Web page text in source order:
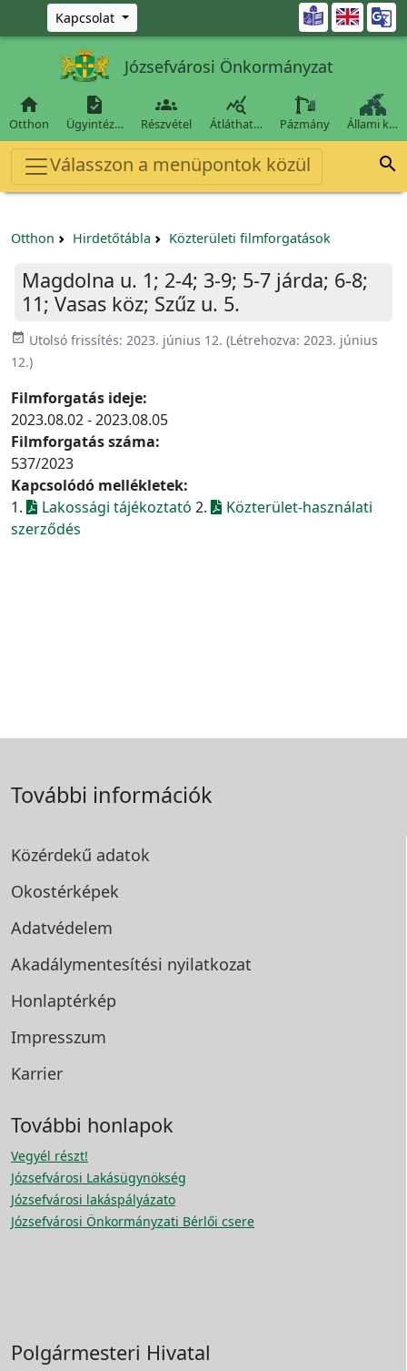
Ugrás a fő tartalomra
Kapcsolat 
Józsefvárosi Önkormányzat

Otthon

Ügyintéz…

Részvétel

Átláthat… Pázmány Állami k…
Válasszon a menüpontok közül 
Otthon Hirdetőtábla Közterületi filmforgatások
Magdolna u. 1; 2-4; 3-9; 5-7 járda; 6-8;
11; Vasas köz; Szűz u. 5.
event_available Utolsó frissítés: 2023. június 12. (Létrehozva: 2023. június
12.)
Filmforgatás ideje:
2023.08.02 - 2023.08.05
Filmforgatás száma:
537/2023
Kapcsolódó mellékletek:
1.
Lakossági tájékoztató 2.
Közterület-használati
szerződés
További információk
Közérdekű adatok
Okostérképek
Adatvédelem
Akadálymentesítési nyilatkozat
Honlaptérkép
Impresszum
Karrier
További honlapok
Vegyél részt!
Józsefvárosi Lakásügynökség
Józsefvárosi lakáspályázato
Józsefvárosi Önkormányzati Bérlői csere
Polgármesteri Hivatal